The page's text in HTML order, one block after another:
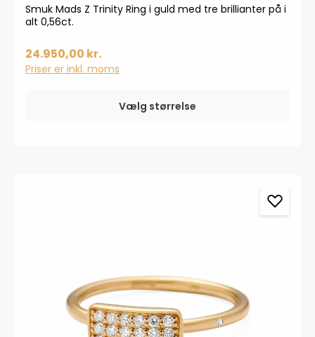
Smuk Mads Z Trinity Ring i guld med tre brillianter på i
alt 0,56ct.
24.950,00 kr.
Priser er inkl. moms
Vælg størrelse